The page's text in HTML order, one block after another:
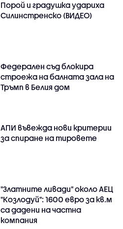
Порой и градушка удариха
Силинстренско (ВИДЕО)
Федерален съд блокира
строежа на балната зала на
Тръмп в Белия дом
АПИ въвежда нови критерии
за спиране на тировете
"Златните ливади" около АЕЦ
"Козлодуй": 1600 евро за кв.м
са дадени на частна
компания